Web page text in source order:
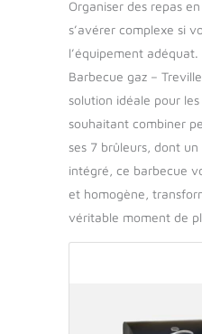
Organiser des repas
s’avérer complexe si
l’équipement
Barbecue gaz –
solution idéale pour
souhaitant combiner
ses 7 brûleurs, dont
intégré, ce barbecue
et homogène,
véritable moment de